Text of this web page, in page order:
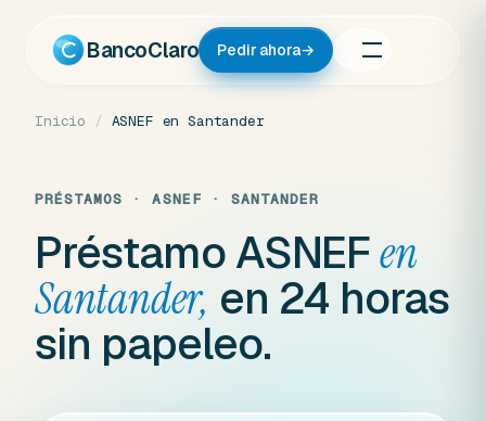
contenido
BancoClaro Pedir ahora→
Inicio / ASNEF en Santander
PRÉSTAMOS · ASNEF · SANTANDER
Préstamo ASNEFen
Santander, en 24 horas
sin papeleo.